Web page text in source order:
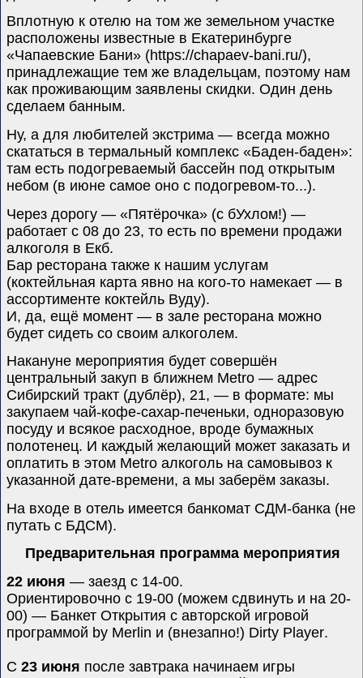
Вплотную к отелю на том же земельном участке
расположены известные в Екатеринбурге
«Чапаевские Бани» (https://chapaev-bani.ru/),
принадлежащие тем же владельцам, поэтому нам
как проживающим заявлены скидки. Один день
сделаем банным.
Ну, а для любителей экстрима — всегда можно
скататься в термальный комплекс «Баден-баден»:
там есть подогреваемый бассейн под открытым
небом (в июне самое оно с подогревом-то...).
Через дорогу — «Пятёрочка» (с бУхлом!) —
работает с 08 до 23, то есть по времени продажи
алкоголя в Екб.
Бар ресторана также к нашим услугам
(коктейльная карта явно на кого-то намекает — в
ассортименте коктейль Вуду).
И, да, ещё момент — в зале ресторана можно
будет сидеть со своим алкоголем.
Накануне мероприятия будет совершён
центральный закуп в ближнем Metro — адрес
Сибирский тракт (дублёр), 21, — в формате: мы
закупаем чай-кофе-сахар-печеньки, одноразовую
посуду и всякое расходное, вроде бумажных
полотенец. И каждый желающий может заказать и
оплатить в этом Metro алкоголь на самовывоз к
указанной дате-времени, а мы заберём заказы.
На входе в отель имеется банкомат СДМ-банка (не
путать с БДСМ).
Предварительная программа мероприятия
22 июня — заезд с 14-00.
Ориентировочно с 19-00 (можем сдвинуть и на 20-
00) — Банкет Открытия с авторской игровой
программой by Merlin и (внезапно!) Dirty Player.
С23 июня после завтрака начинаем игры